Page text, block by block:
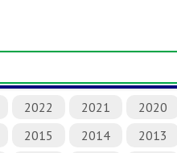
2022 2021
2020
2015
2014
2013